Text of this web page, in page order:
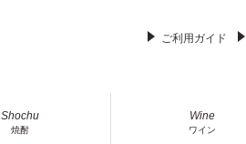
ご利用ガイド
Shochu
焼酎
Wine
ワイン